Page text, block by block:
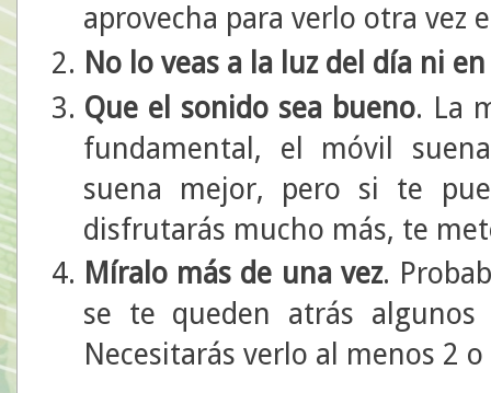
aprovecha para verlo otra vez
No lo veas a la luz del día ni
Que el sonido sea bueno. La
fundamental, el móvil
suena mejor, pero si te
disfrutarás mucho más, te
Míralo más de una vez.
se te queden atrás algunos
Necesitarás verlo al menos 2 o